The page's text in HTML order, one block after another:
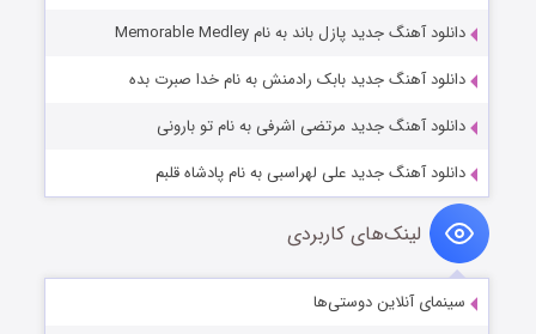
دانلود آهنگ جدید پازل باند به نام Memorable Medley
دانلود آهنگ جدید بابک رادمنش به نام خدا صبرت بده
دانلود آهنگ جدید مرتضی اشرفی به نام تو بارونی
دانلود آهنگ جدید علی لهراسبی به نام پادشاه قلبم
لینک‌های کاربردی
سینمای آنلاین دوستی‌ها